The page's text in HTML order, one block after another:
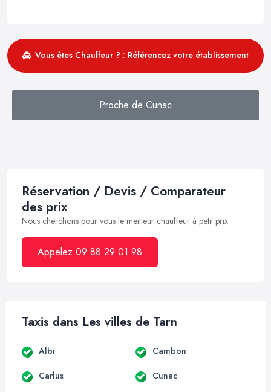
Vous êtes Chauffeur ? : Référencez votre établissement
Proche de Cunac
Réservation / Devis / Comparateur
des prix
Nous cherchons pour vous le meilleur chauffeur à petit prix
Appelez 09 88 29 01 98
Taxis dans Les villes de Tarn
Albi Cambon
Carlus Cunac